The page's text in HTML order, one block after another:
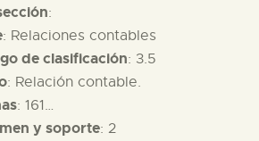
:
: Relaciones contables
de clasificación: 3.5
: Relación contable.
: 161…
y soporte: 2